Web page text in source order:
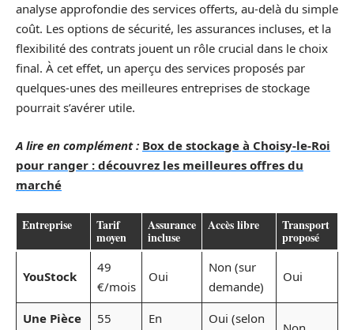
analyse approfondie des services offerts, au-delà du simple
coût. Les options de sécurité, les assurances incluses, et la
flexibilité des contrats jouent un rôle crucial dans le choix
final. À cet effet, un aperçu des services proposés par
quelques-unes des meilleures entreprises de stockage
pourrait s’avérer utile.
A lire en complément : Box de stockage à Choisy-le-Roi
pour ranger : découvrez les meilleures offres du
marché
Entreprise Tarif
moyen
Assurance
incluse
Accès libre Transport
proposé
YouStock
49
€/mois
Oui
Non (sur
demande)
Oui
Une Pièce 55 En Oui (selon